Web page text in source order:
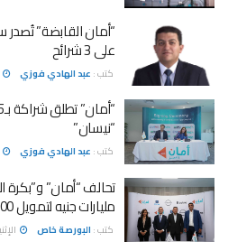
على 3 شرائح
كتب : عبد الهادي فوزي
“نيسان”
كتب : عبد الهادي فوزي
مليارات جنيه لتمويل 6000 سيارة نيسان
كتب : البورصة خاص الإثنين 15